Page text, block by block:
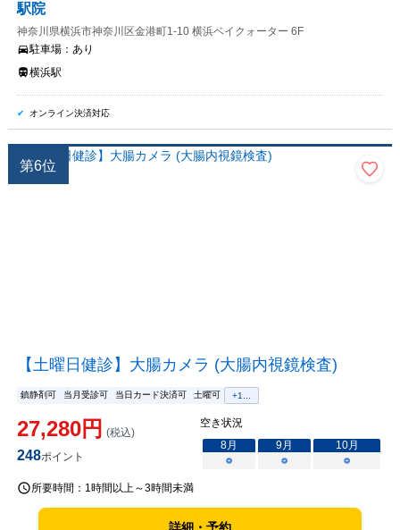
駅院
神奈川県横浜市神奈川区金港町1-10 横浜ベイクォーター 6F
駐車場： あり
横浜駅
オンライン決済対応
第6位
【土曜日健診】大腸カメラ (大腸内視鏡検査)
鎮静剤可 当月受診可 当日カード決済可 土曜可 +1...
27,280円 (税込)
248ポイント
空き状況
8月 9月 10月
○
○ ○
所要時間： 1時間以上～3時間未満